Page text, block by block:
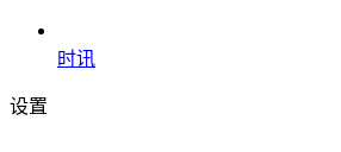
时讯
设置